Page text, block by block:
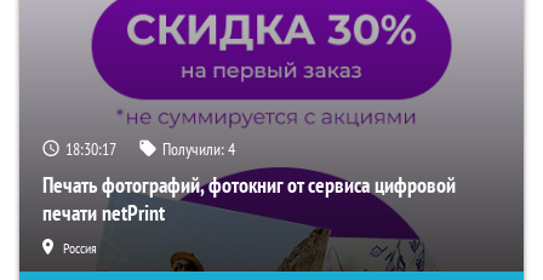
18:30:16 Получили:4
Печать фотографий, фотокниг от сервиса цифровой
печати netPrint
Россия